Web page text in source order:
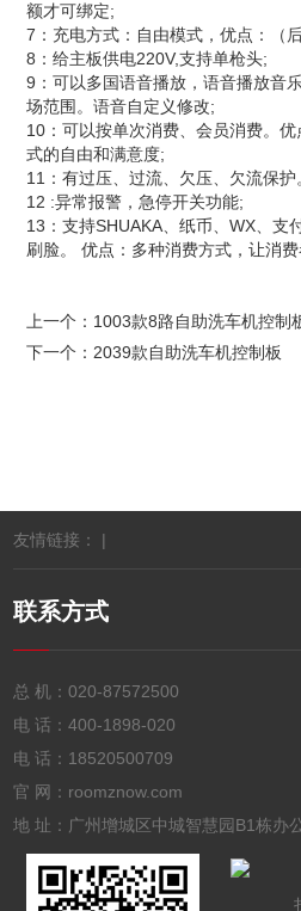
额才可绑定;
7：充电方式：自由模式，优点：（
8：给主板供电220V,支持单枪头;
9：可以多国语音播放，语音播放音
场范围。语音自定义修改;
10：可以按单次消费、会员消费。
式的自由和满意度;
11：有过压、过流、欠压、欠流保
12 :异常报警，急停开关功能;
13：支持SHUAKA、纸币、WX、支
刷脸。 优点：多种消费方式，让消
上一个： 1003款8路自助洗车机控制
下一个： 2039款自助洗车机控制板
友情链接： |
联系方式
总 机：020-87572500
电 话：400-1898-020
电 话： 18520500709
官 网：roomznow.com
地 址：广州增城区中城智慧园B1栋办